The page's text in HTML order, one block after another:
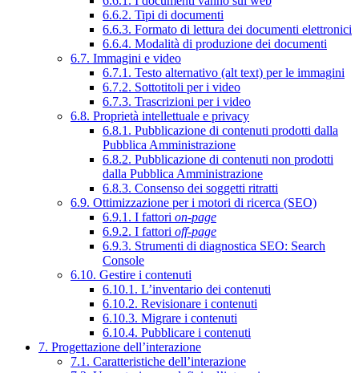
6.6.2. Tipi di documenti
6.6.3. Formato di lettura dei documenti elettronici
6.6.4. Modalità di produzione dei documenti
6.7. Immagini e video
6.7.1. Testo alternativo (alt text) per le immagini
6.7.2. Sottotitoli per i video
6.7.3. Trascrizioni per i video
6.8. Proprietà intellettuale e privacy
6.8.1. Pubblicazione di contenuti prodotti dalla
Pubblica Amministrazione
6.8.2. Pubblicazione di contenuti non prodotti
dalla Pubblica Amministrazione
6.8.3. Consenso dei soggetti ritratti
6.9. Ottimizzazione per i motori di ricerca (SEO)
6.9.1. I fattori on-page
6.9.2. I fattori off-page
6.9.3. Strumenti di diagnostica SEO: Search
Console
6.10. Gestire i contenuti
6.10.1. L’inventario dei contenuti
6.10.2. Revisionare i contenuti
6.10.3. Migrare i contenuti
6.10.4. Pubblicare i contenuti
7. Progettazione dell’interazione
7.1. Caratteristiche dell’interazione